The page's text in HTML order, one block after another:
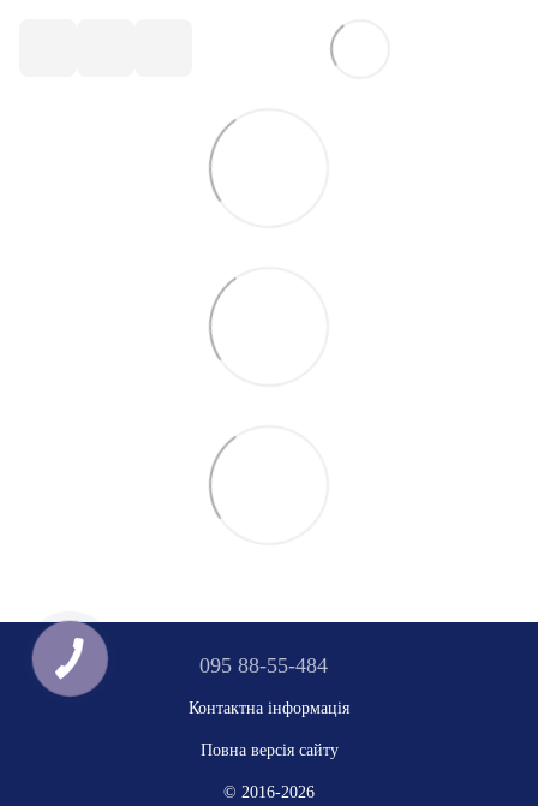
095 88-55-484
Контактна інформація
Повна версія сайту
© 2016-2026